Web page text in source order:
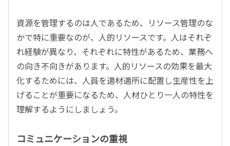
資源を管理するのは人であるため、リソース管理のな
かで特に重要なのが、人的リソースです。人はそれぞ
れ経験が異なり、それぞれに特性があるため、業務へ
の向き不向きがあります。人的リソースの効果を最大
化するためには、人員を適材適所に配置し生産性を上
げることが重要になるため、人材ひとり一人の特性を
理解するようにしましょう。
コミュニケーションの重視